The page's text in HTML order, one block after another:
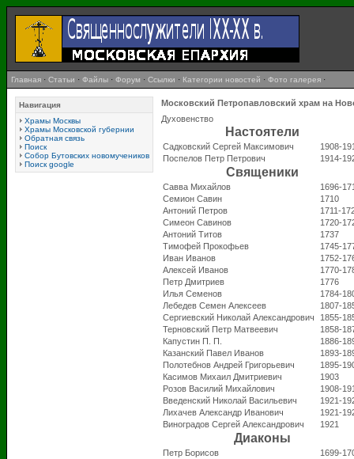
Главная · Статьи · Файлы · Форум · Ссылки · Категории новостей · Фото галерея ·
Навигация
Храмы Москвы
Храмы Московской губернии
Обратная связь
Поиск
Собор Бутовских новомучеников
Поиск google
Московский Петропавловский храм на
Духовенство
Настоятели
Садковский Сергей Максимович
1908-
Поспелов Петр Петрович
1914-
Священики
Савва Михайлов
1696-
Семион Савин
1710
Антоний Петров
1711-
Симеон Савинов
1720-
Антоний Титов
1737
Тимофей Прокофьев
1745-
Иван Иванов
1752-
Алексей Иванов
1770-
Петр Дмитриев
1776
Илья Семенов
1784-
Лебедев Семен Алексеев
1807-
Сергиевский Николай Александрович
1855-
Терновский Петр Матвеевич
1858-
Капустин П. П.
1886-
Казанский Павел Иванов
1893-
Полотебнов Андрей Григорьевич
1895-
Касимов Михаил Дмитриевич
1903
Розов Василий Михайлович
1908-
Введенский Николай Васильевич
1921-
Лихачев Александр Иванович
1921-
Виноградов Сергей Александрович
1921
Диаконы
Петр Борисов
1699-